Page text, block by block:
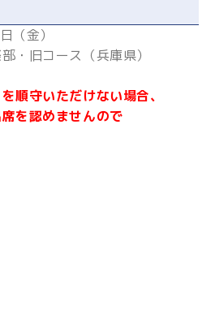
（金）
・旧コース（兵庫県）
順守いただけない場合、
を認めませんので